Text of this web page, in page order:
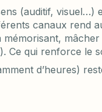
(auditif, visuel…)
canaux rend
Ce qui renforce le
d’heures)